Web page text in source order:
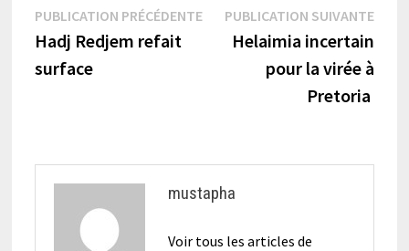
Navigation
de
PUBLICATION PRÉCÉDENTEPublication
précédente :
Hadj Redjem refait
surface
PUBLICATION SUIVANTE
Helaimia incertain
pour la virée à
Pretoria
mustapha
Voir tous les articles de